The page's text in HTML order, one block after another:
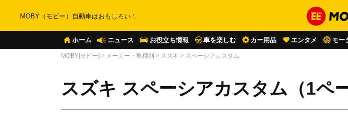
MOBY（モビー）自動車はおもしろい！
ホーム ニュース お役立ち情報 車を楽しむ カー用品 エンタメ モー
MOBY[モビー] > メーカー・車種別 > スズキ > スペーシアカスタム
スズキ スペーシアカスタム（1ペ